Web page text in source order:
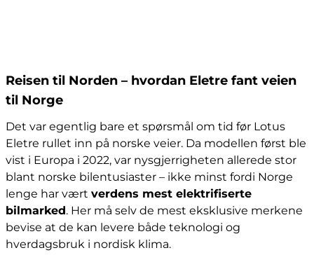
Reisen til Norden – hvordan Eletre fant veien
til Norge
Det var egentlig bare et spørsmål om tid før Lotus
Eletre rullet inn på norske veier. Da modellen først ble
vist i Europa i 2022, var nysgjerrigheten allerede stor
blant norske bilentusiaster – ikke minst fordi Norge
lenge har vært verdens mest elektrifiserte
bilmarked. Her må selv de mest eksklusive merkene
bevise at de kan levere både teknologi og
hverdagsbruk i nordisk klima.